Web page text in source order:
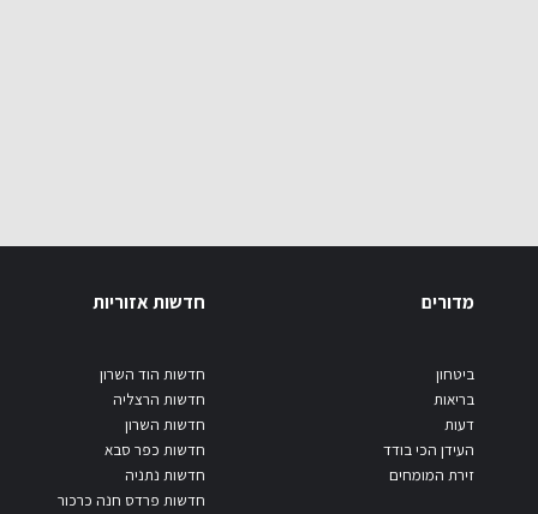
מדורים
ביטחון
בריאות
דעות
העידן הכי בודד
זירת המומחים
חדשות אזוריות
חדשות הוד השרון
חדשות הרצליה
חדשות השרון
חדשות כפר סבא
חדשות נתניה
חדשות פרדס חנה כרכור